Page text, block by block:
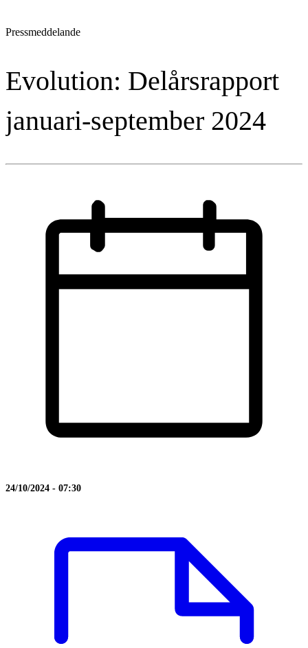
Pressmeddelande
Evolution: Delårsrapport
januari-september 2024
24/10/2024 - 07:30